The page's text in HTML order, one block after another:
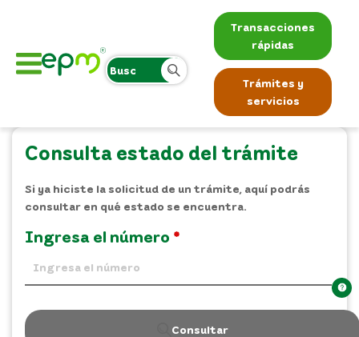
Transacciones
rápidas
Trámites y
servicios
Consulta estado del trámite
Si ya hiciste la solicitud de un trámite, aquí podrás
consultar en qué estado se encuentra.
Ingresa el número
Consultar